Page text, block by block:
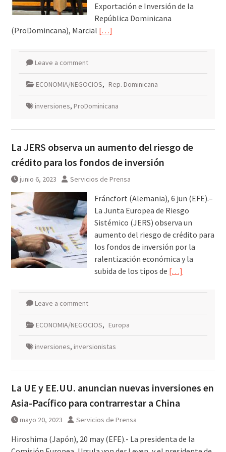
Exportación e Inversión de la
República Dominicana
(ProDomincana), Marcial […]
Leave a comment
ECONOMIA/NEGOCIOS, Rep. Dominicana
inversiones, ProDominicana
La JERS observa un aumento del riesgo de
crédito para los fondos de inversión
junio 6, 2023 Servicios de Prensa
Fráncfort (Alemania), 6 jun (EFE).–
La Junta Europea de Riesgo
Sistémico (JERS) observa un
aumento del riesgo de crédito para
los fondos de inversión por la
ralentización económica y la
subida de los tipos de […]
Leave a comment
ECONOMIA/NEGOCIOS, Europa
inversiones, inversionistas
La UE y EE.UU. anuncian nuevas inversiones en
Asia-Pacífico para contrarrestar a China
mayo 20, 2023 Servicios de Prensa
Hiroshima (Japón), 20 may (EFE).- La presidenta de la